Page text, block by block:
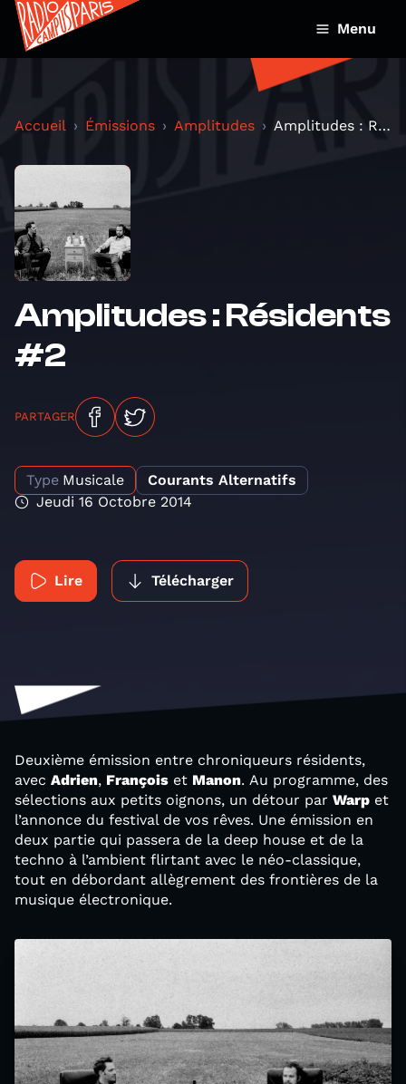
Menu
Accueil Émissions Amplitudes Amplitudes : Résidents #2
Amplitudes : Résidents
#2
PARTAGER
Type Musicale
Courants Alternatifs
Jeudi 16 Octobre 2014
Lire Télécharger
Deuxième émission entre chroniqueurs résidents,
avec Adrien, François et Manon. Au programme, des
sélections aux petits oignons, un détour par Warp et
l’annonce du festival de vos rêves. Une émission en
deux partie qui passera de la deep house et de la
techno à l’ambient flirtant avec le néo-classique,
tout en débordant allègrement des frontières de la
musique électronique.